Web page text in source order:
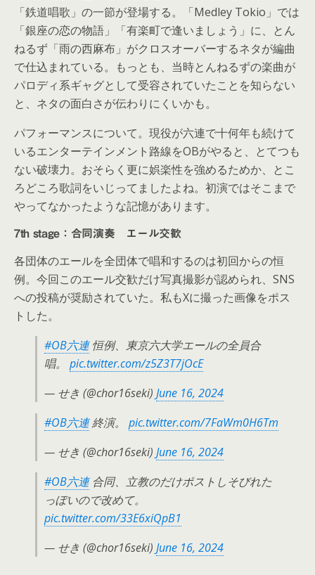
「鉄道唱歌」の一節が登場する。「Medley Tokio」では
「銀座の恋の物語」「有楽町で逢いましょう」に、とん
ねるず「雨の西麻布」がクロスオーバーするネタが編曲
で仕込まれている。もっとも、当時とんねるずの楽曲が
パロディ系ギャグとして受容されていたことを知らない
と、ネタの面白さが伝わりにくいかも。
パフォーマンスについて。現役が六連で十何年も続けて
いるエンターテインメント路線をOBがやると、とてつも
ない破壊力。おそらく更に娯楽性を強めるためか、とこ
ろどころ歌詞をいじってましたよね。初演ではそこまで
やってなかったような記憶があります。
7th stage：合同演奏 エール交歓
各団体のエールを全団体で唱和するのは初回からの恒
例。今回このエール交歓だけ写真撮影が認められ、SNS
への投稿が奨励されていた。私もXに撮った画像をポス
トした。
#OB六連恒例、東京六大学エールの全員合
唱。 pic.twitter.com/z5Z3T7jOcE
— せき (@chor16seki) June 16, 2024
#OB六連終演。 pic.twitter.com/7FaWm0H6Tm
— せき (@chor16seki) June 16, 2024
#OB六連合同、立教のだけポストしそびれた
っぽいので改めて。
pic.twitter.com/33E6xiQpB1
— せき (@chor16seki) June 16, 2024